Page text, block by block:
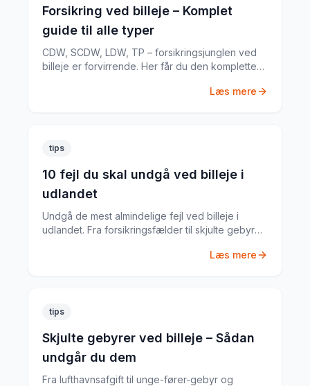
Forsikring ved billeje – Komplet
guide til alle typer
CDW, SCDW, LDW, TP – forsikringsjunglen ved
billeje er forvirrende. Her får du den komplette
Læs mere
tips
10 fejl du skal undgå ved billeje i
udlandet
Undgå de mest almindelige fejl ved billeje i
udlandet. Fra forsikringsfælder til skjulte gebyrer
Læs mere
tips
Skjulte gebyrer ved billeje – Sådan
undgår du dem
Fra lufthavnsafgift til unge-fører-gebyr og